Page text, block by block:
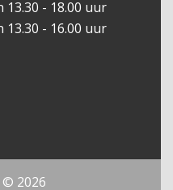
13.30 - 18.00 uur
13.30 - 16.00 uur
2026